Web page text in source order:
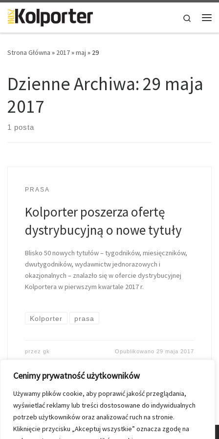
Cenimy prywatność użytkowników
Używamy plików cookie, aby poprawić jakość przeglądania,
wyświetlać reklamy lub treści dostosowane do indywidualnych
potrzeb użytkowników oraz analizować ruch na stronie.
Kliknięcie przycisku „Akceptuj wszystkie” oznacza zgodę na
Skip to content
Search
Strona Główna » 2017»maj » 29
Dzienne Archiwa: 29 maja
2017
1 posta
PRASA
Kolporter poszerza ofertę
dystrybucyjną o nowe tytuły
Blisko 50 nowych tytułów – tygodników, miesięczników,
dwutygodników, wydawnictw jednorazowych i
okazjonalnych – znalazło się w ofercie dystrybucyjnej
Kolportera w pierwszym kwartale 2017 r.
Kolporter prasa
przez gk Opublikowano 29 maja 2017